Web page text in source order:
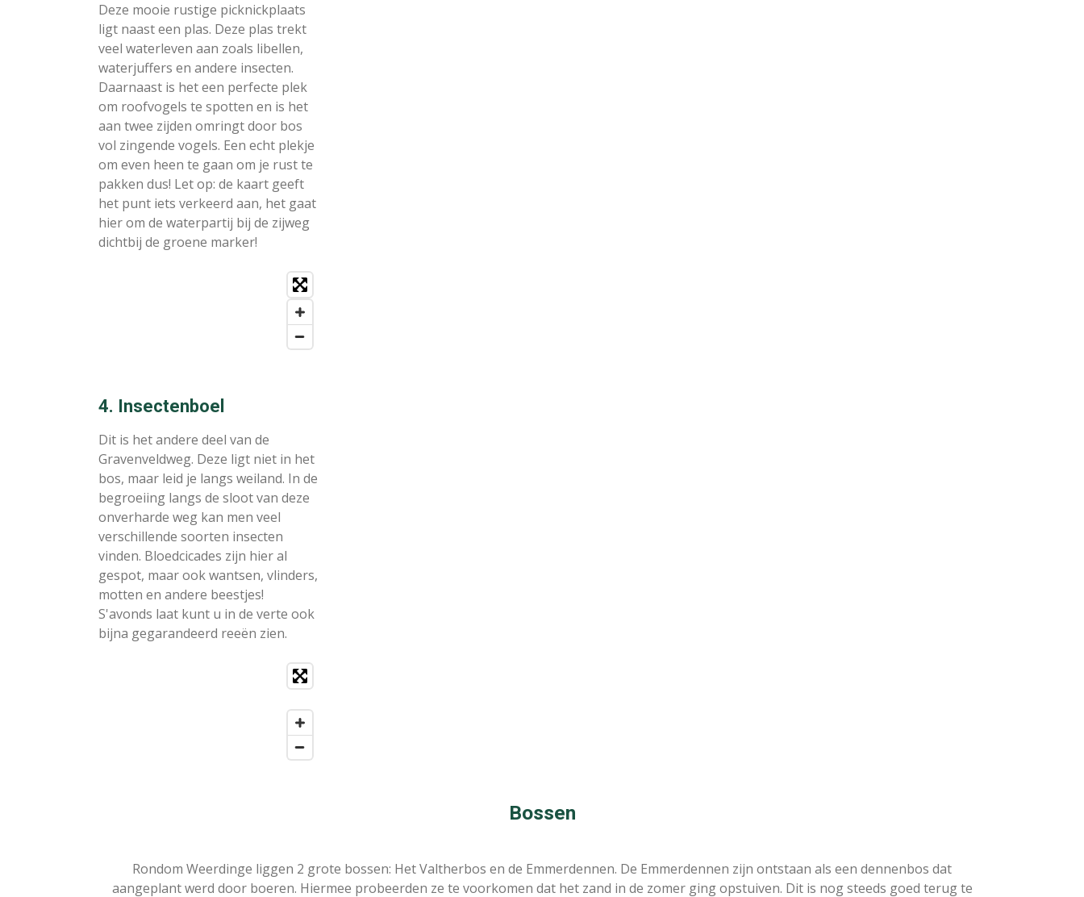
Deze mooie rustige picknickplaats
ligt naast een plas. Deze plas trekt
veel waterleven aan zoals libellen,
waterjuffers en andere insecten.
Daarnaast is het een perfecte plek
om roofvogels te spotten en is het
aan twee zijden omringt door bos
vol zingende vogels. Een echt plekje
om even heen te gaan om je rust te
pakken dus! Let op: de kaart geeft
het punt iets verkeerd aan, het gaat
hier om de waterpartij bij de zijweg
dichtbij de groene marker!
4. Insectenboel
Dit is het andere deel van de
Gravenveldweg. Deze ligt niet in het
bos, maar leid je langs weiland. In de
begroeiing langs de sloot van deze
onverharde weg kan men veel
verschillende soorten insecten
vinden. Bloedcicades zijn hier al
gespot, maar ook wantsen, vlinders,
motten en andere beestjes!
S'avonds laat kunt u in de verte ook
bijna gegarandeerd reeën zien.
Bossen
Rondom Weerdinge liggen 2 grote bossen: Het Valtherbos en de Emmerdennen. De Emmerdennen zijn ontstaan als een dennenbos dat
aangeplant werd door boeren. Hiermee probeerden ze te voorkomen dat het zand in de zomer ging opstuiven. Dit is nog steeds goed terug te